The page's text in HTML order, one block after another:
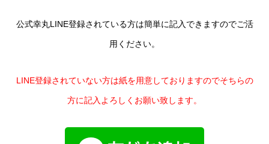
公式幸丸LINE登録されている方は簡単に記入できますのでご活
用ください。
LINE登録されていない方は紙を用意しておりますのでそちらの
方に記入よろしくお願い致します。